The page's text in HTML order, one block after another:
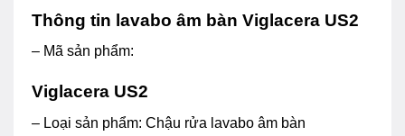
Thông tin lavabo âm bàn Viglacera US2
– Mã sản phẩm:
Viglacera US2
– Loại sản phẩm: Chậu rửa lavabo âm bàn